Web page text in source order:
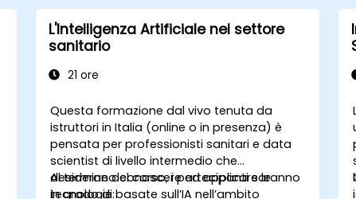
L'Intelligenza Artificiale nel settore
sanitario
21 ore
Questa formazione dal vivo tenuta da
istruttori in Italia (online o in presenza) è
pensata per professionisti sanitari e data
scientist di livello intermedio che
desiderano conoscere ed applicare le
tecnologie basate sull’IA nell’ambito
Al termine del corso, i partecipanti saranno
in grado di: